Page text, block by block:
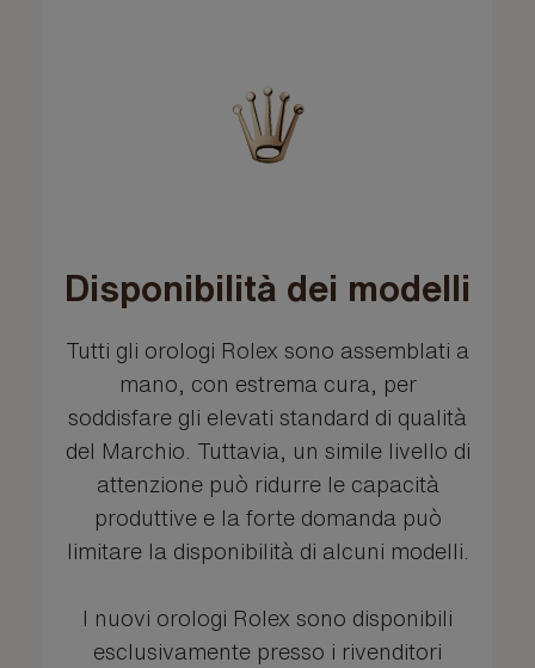
Disponibilità dei modelli
Tutti gli orologi Rolex sono assemblati a
mano, con estrema cura, per
soddisfare gli elevati standard di qualità
del Marchio. Tuttavia, un simile livello di
attenzione può ridurre le capacità
produttive e la forte domanda può
limitare la disponibilità di alcuni modelli.
I nuovi orologi Rolex sono disponibili
esclusivamente presso i rivenditori